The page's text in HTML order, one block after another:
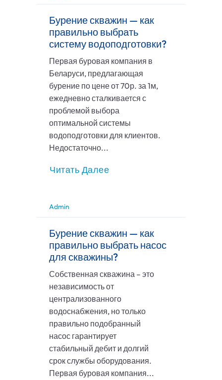
Бурение скважин — как
правильно выбрать
систему водоподготовки?
Первая буровая компания в
Беларуси, предлагающая
бурение по цене от 70р. за 1м,
ежедневно сталкивается с
проблемой выбора
оптимальной системы
водоподготовки для клиентов.
Недостаточно...
Читать Далее
Admin
Бурение скважин — как
правильно выбрать насос
для скважины?
Собственная скважина – это
независимость от
централизованного
водоснабжения, но только
правильно подобранный
насос гарантирует
стабильный дебит и долгий
срок службы оборудования.
Первая буровая компания...